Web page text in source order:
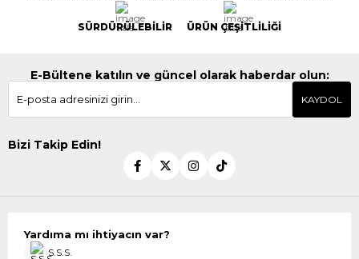
SÜRDÜRÜLEBİLİR ÜRÜN ÇEŞİTLİLİĞİ
E-Bültene katılın ve güncel olarak haberdar olun:
KAYDOL
Bizi Takip Edin!
Yardıma mı ihtiyacın var?
S.S.S.